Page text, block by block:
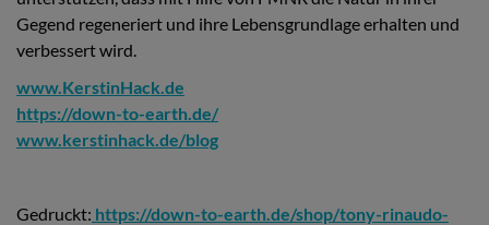
Gegend regeneriert und ihre Lebensgrundlage erhalten und
verbessert wird.
www.KerstinHack.de
https://down-to-earth.de/
www.kerstinhack.de/blog
Gedruckt: https://down-to-earth.de/shop/tony-rinaudo-